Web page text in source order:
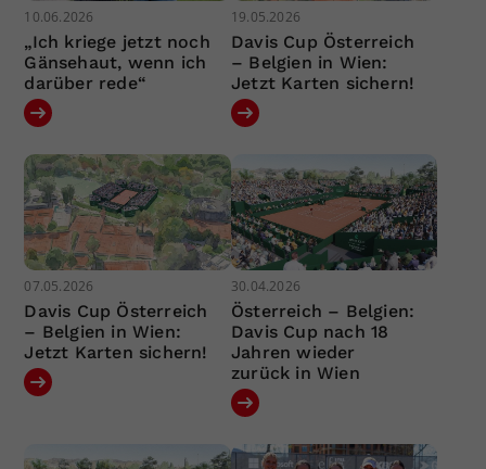
10.06.2026
„Ich kriege jetzt noch
Gänsehaut, wenn ich
darüber rede“
19.05.2026
Davis Cup Österreich
– Belgien in Wien:
Jetzt Karten sichern!
07.05.2026
Davis Cup Österreich
– Belgien in Wien:
Jetzt Karten sichern!
30.04.2026
Österreich – Belgien:
Davis Cup nach 18
Jahren wieder
zurück in Wien